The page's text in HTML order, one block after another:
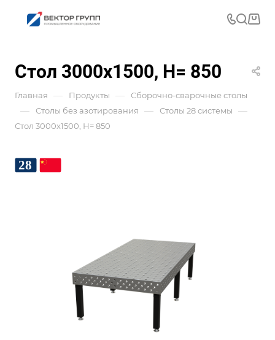
Стол 3000x1500, Н= 850
Главная — Продукты — Сборочно-сварочные столы
— Столы без азотирования — Столы 28 системы —
Стол 3000x1500, Н= 850